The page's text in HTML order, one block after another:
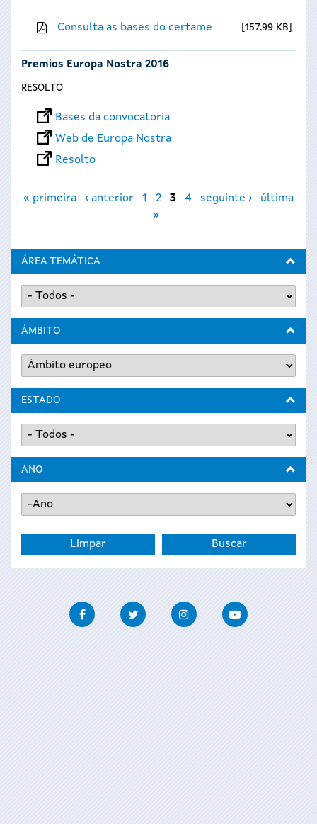
Consulta as bases do certame 157.99 KB
Premios Europa Nostra 2016
RESOLTO
Bases da convocatoria
Web de Europa Nostra
Resolto
Páxinas
« primeira ‹ anterior 1 2 3 4 seguinte ›
última
»
ÁREA TEMÁTICA
ÁMBITO
ESTADO
ANO
Ano
Ano
FacebookTwitter InstagramYoutube